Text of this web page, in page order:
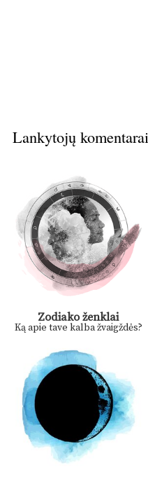
Lankytojų komentarai
Zodiako ženklai
Ką apie tave kalba žvaigždės?